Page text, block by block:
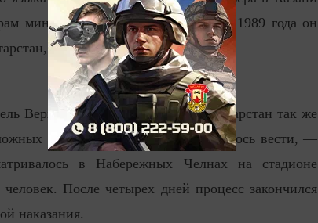
министерства соцобеспечения. С 1989 года он
а с 2011 года его возглавляет.
Верховного Суда Республики Татарстан так же
процессов, которые ему довелось вести, —
в Набережных Челнах на стадионе
После четырех дней процесс закончился
наказания.